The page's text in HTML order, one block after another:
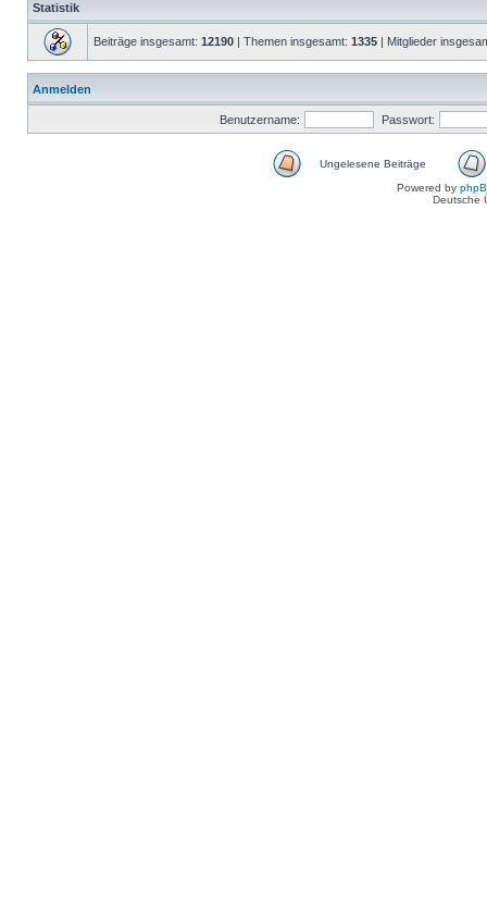
Statistik
Beiträge insgesamt: 12190 | Themen insgesamt: 1335 | Mitglieder
Anmelden
Benutzername: Passwort:
Ungelesene Beiträge
Powered by
Deutsche